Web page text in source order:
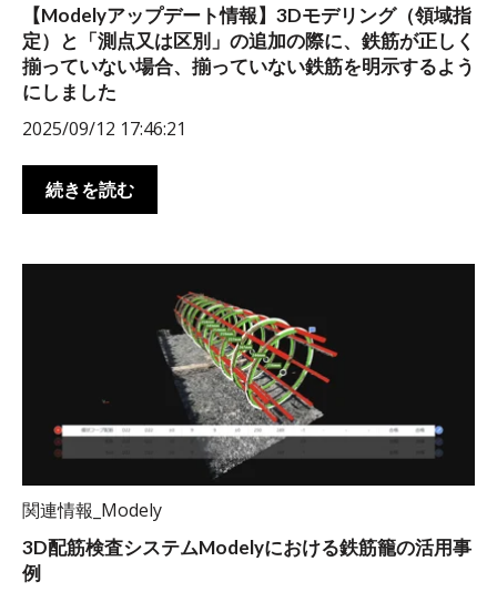
【Modelyアップデート情報】3Dモデリング（領域指
定）と「測点又は区別」の追加の際に、鉄筋が正しく
揃っていない場合、揃っていない鉄筋を明示するよう
にしました
2025/09/12 17:46:21
続きを読む
関連情報_Modely
3D配筋検査システムModelyにおける鉄筋籠の活用事
例